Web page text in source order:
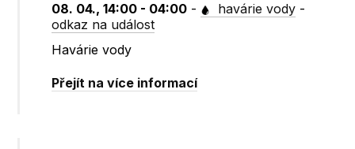
08. 04., 14:00 - 04:00 - havárie vody -
odkaz na událost
Havárie vody
Přejít na více informací